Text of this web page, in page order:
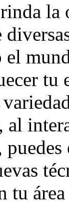
la
el
tu
al
tu